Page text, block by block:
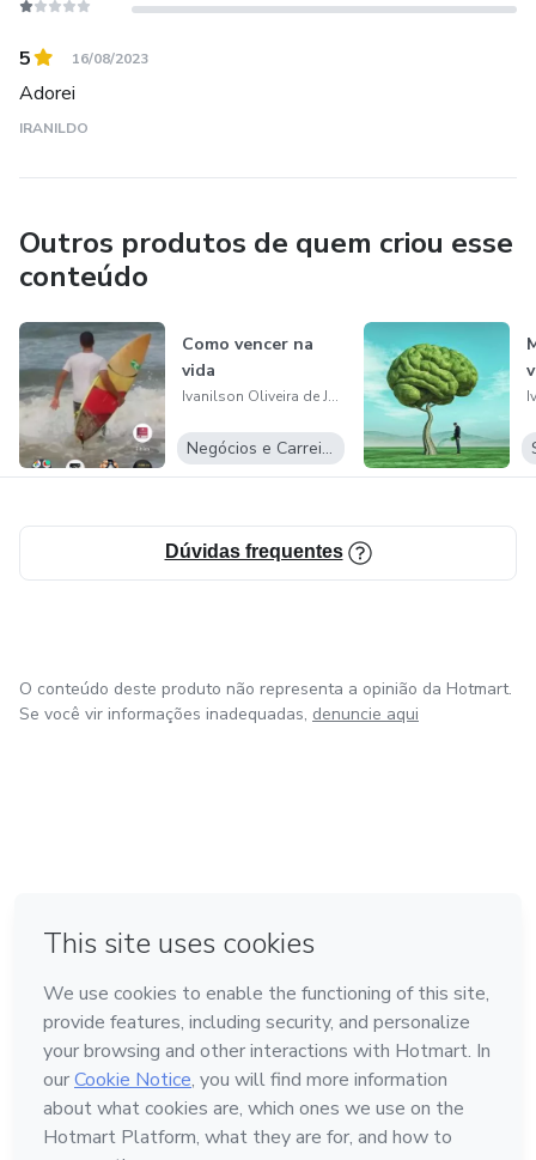
5 16/08/2023
Adorei
IRANILDO
Outros produtos de quem criou esse
conteúdo
Como vencer na
vida
Ivanilson Oliveira de Jesus
Negócios e Carreira
Dúvidas frequentes
O conteúdo deste produto não representa a opinião da Hotmart.
Se você vir informações inadequadas, denuncie aqui
Feito com ❤ em Bogotá
Conheça a Hotmart
Idioma